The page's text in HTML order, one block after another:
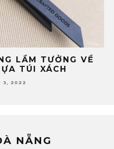
XUẤT PHỤ KIỆN
TÍN TẠI ĐÀ NẴNG?
24, 2022
NẴNG